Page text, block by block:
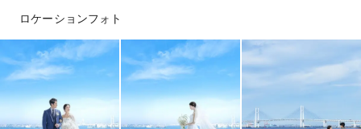
ロケーションフォト